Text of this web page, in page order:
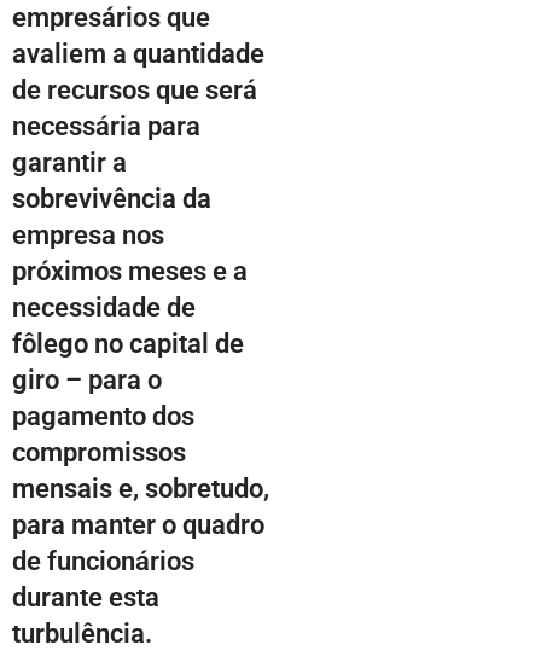
empresários que
avaliem a quantidade
de recursos que será
necessária para
garantir a
sobrevivência da
empresa nos
próximos meses e a
necessidade de
fôlego no capital de
giro – para o
pagamento dos
compromissos
mensais e, sobretudo,
para manter o quadro
de funcionários
durante esta
turbulência.